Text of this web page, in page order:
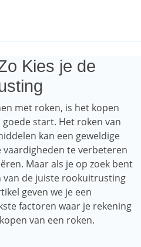
Kies je de
met roken, is het kopen
start. Het roken van
kan een geweldige
te verbeteren
Maar als je op zoek bent
van de juiste rookuitrusting
geven we je een
factoren waar je rekening
van een roken.